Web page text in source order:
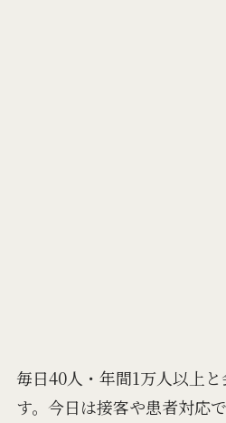
毎日40人・年間1万人以上
す。今日は接客や患者対応